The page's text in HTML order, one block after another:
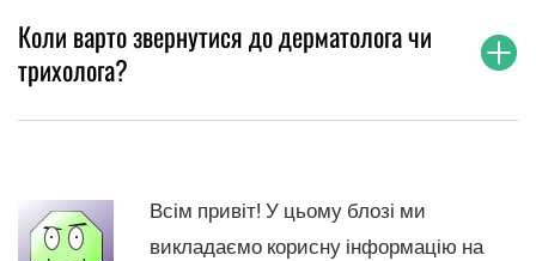
Коли варто звернутися до дерматолога чи
трихолога?
Всім привіт! У цьому блозі ми
викладаємо корисну інформацію на